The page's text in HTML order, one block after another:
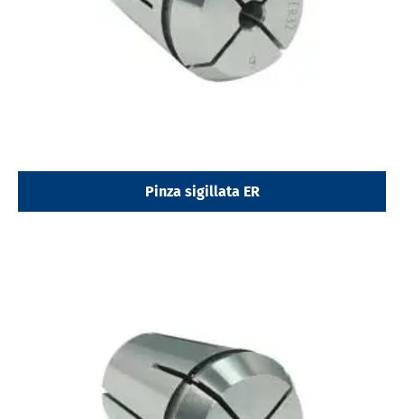
Pinza sigillata ER